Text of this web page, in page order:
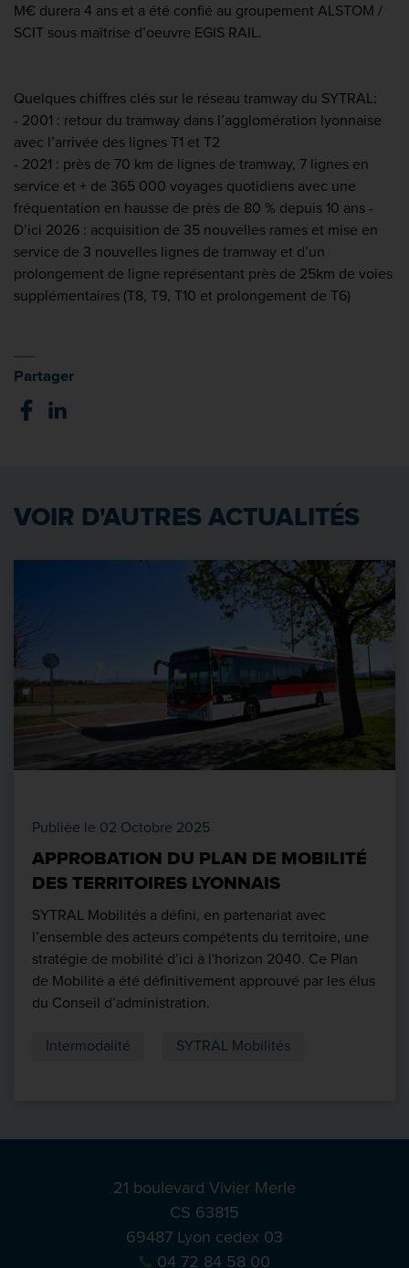
M€ durera 4 ans et a été confié au groupement ALSTOM /
SCIT sous maîtrise d’oeuvre EGIS RAIL.
Quelques chiffres clés sur le réseau tramway du SYTRAL:
- 2001 : retour du tramway dans l’agglomération lyonnaise
avec l’arrivée des lignes T1 et T2
- 2021 : près de 70 km de lignes de tramway, 7 lignes en
service et + de 365 000 voyages quotidiens avec une
fréquentation en hausse de près de 80 % depuis 10 ans -
D’ici 2026 : acquisition de 35 nouvelles rames et mise en
service de 3 nouvelles lignes de tramway et d’un
prolongement de ligne représentant près de 25km de voies
supplémentaires (T8, T9, T10 et prolongement de T6)
Partager
VOIR D'AUTRES ACTUALITÉS
Publiée le 02 Octobre 2025
APPROBATION DU PLAN DE MOBILITÉ
DES TERRITOIRES LYONNAIS
SYTRAL Mobilités a défini, en partenariat avec
l’ensemble des acteurs compétents du territoire, une
stratégie de mobilité d’ici à l'horizon 2040. Ce Plan
de Mobilité a été définitivement approuvé par les élus
du Conseil d’administration.
Intermodalité SYTRAL Mobilités
21 boulevard Vivier Merle
CS 63815
69487 Lyon cedex 03
04 72 84 58 00